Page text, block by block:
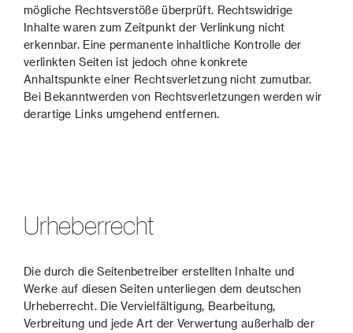
mögliche Rechtsverstöße überprüft. Rechtswidrige
Inhalte waren zum Zeitpunkt der Verlinkung nicht
erkennbar. Eine permanente inhaltliche Kontrolle der
verlinkten Seiten ist jedoch ohne konkrete
Anhaltspunkte einer Rechtsverletzung nicht zumutbar.
Bei Bekanntwerden von Rechtsverletzungen werden wir
derartige Links umgehend entfernen.
Urheberrecht
Die durch die Seitenbetreiber erstellten Inhalte und
Werke auf diesen Seiten unterliegen dem deutschen
Urheberrecht. Die Vervielfältigung, Bearbeitung,
Verbreitung und jede Art der Verwertung außerhalb der